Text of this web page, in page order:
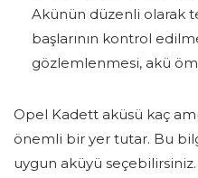
Akünün düzenli olarak
başlarının kontrol
gözlemlenmesi, akü
Opel Kadett aküsü kaç
önemli bir yer tutar. Bu
uygun aküyü seçebilirsiniz.